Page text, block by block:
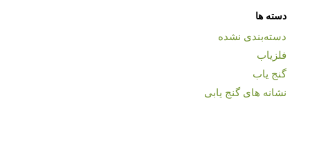
دسته ها
دسته‌بندی نشده
فلزیاب
گنج یاب
نشانه های گنج یابی